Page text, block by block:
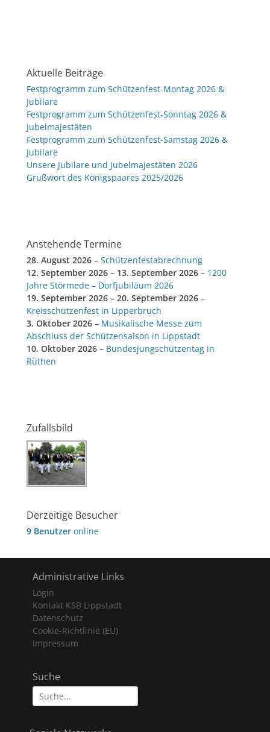
Aktuelle Beiträge
Festprogramm zum Schützenfest-Montag 2026 &
Jubilare
Festprogramm zum Schützenfest-Sonntag 2026 &
Jubelmajestäten
Festprogramm zum Schützenfest-Samstag 2026 &
Jubilare
Unsere Jubilare und Jubelmajestäten 2026
Grußwort des Königspaares 2025/2026
Anstehende Termine
28. August 2026 – Schützenfestabrechnung
12. September 2026 – 13. September 2026 – 1200
Jahre Störmede – Dorfjubiläum 2026
19. September 2026 – 20. September 2026 –
Kreisschützenfest in Lipperbruch
3. Oktober 2026 – Musikalische Messe zum
Abschluss der Schützensaison in Lippstadt
10. Oktober 2026 – Bundesjungschützentag in
Rüthen
Zufallsbild
Derzeitige Besucher
9 Benutzer online
Administrative Links
Login
Kontakt KSB Lippstadt
Datenschutz
Cookie-Richtlinie (EU)
Impressum
Suche
Suche
nach: